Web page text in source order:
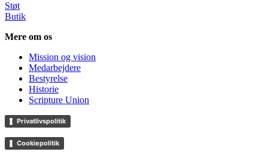
Støt
Butik
Mere om os
Mission og vision
Medarbejdere
Bestyrelse
Historie
Scripture Union
Privatlivspolitik
Cookiepolitik